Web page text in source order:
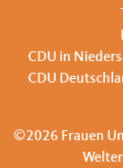
CDU in
CDU
©2026 Frauen